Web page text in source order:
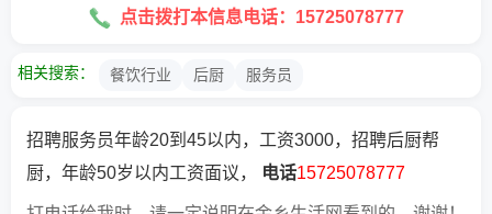
点击拨打本信息电话：15725078777
相关搜索： 餐饮行业 后厨 服务员
招聘服务员年龄20到45以内，工资3000，招聘后厨帮
厨，年龄50岁以内工资面议，
电话15725078777